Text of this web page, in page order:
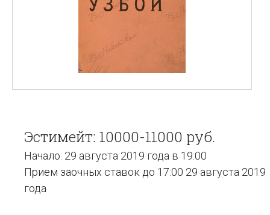
Эстимейт: 10000-11000 руб.
Начало: 29 августа 2019 года в 19:00
Прием заочных ставок до 17:00 29 августа 2019
года